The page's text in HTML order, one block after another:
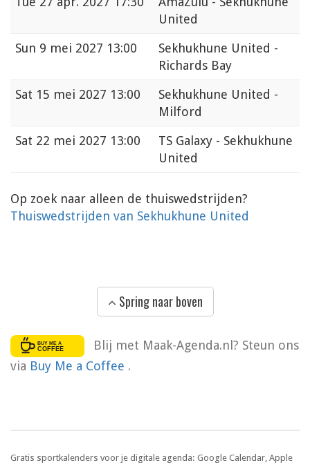
United
Sun 9 mei 2027 13:00
Sekhukhune United -
Richards Bay
Sat 15 mei 2027 13:00
Sekhukhune United -
Milford
Sat 22 mei 2027 13:00
TS Galaxy - Sekhukhune
United
Op zoek naar alleen de thuiswedstrijden?
Thuiswedstrijden van Sekhukhune United
Spring naar boven
Blij met Maak-Agenda.nl? Steun ons
via Buy Me a Coffee .
Gratis sportkalenders voor je digitale agenda: Google Calendar, Apple